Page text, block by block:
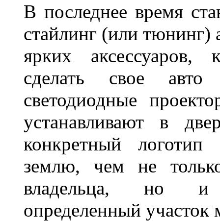
В последнее время
стайлинг (или тюнинг)
ярких аксессуаров,
сделать свое
светодиодные
устанавливают в
конкретный логотип
землю, чем не
владельца, но и
определенный участок